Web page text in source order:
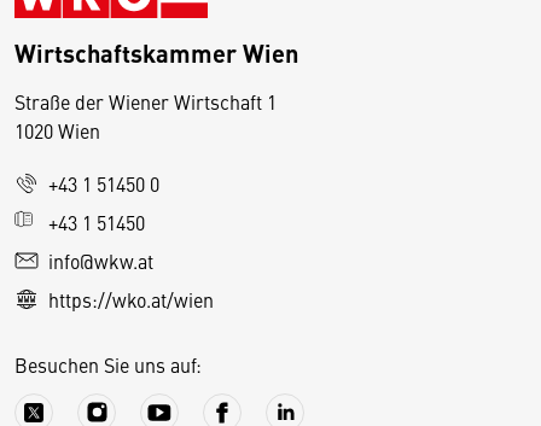
Wirtschaftskammer Wien
Straße der Wiener Wirtschaft 1
1020 Wien
+43 1 51450 0
+43 1 51450
info@wkw.at
https://wko.at/wien
Besuchen Sie uns auf:
D
e
s
S
e